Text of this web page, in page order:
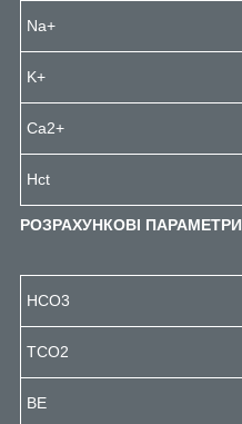
Na+
K+
Ca2+
Hct
РОЗРАХУНКОВІ ПАРАМЕТРИ
HCO3
TCO2
BE